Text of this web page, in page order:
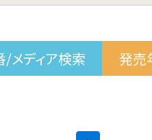
/メディア検索 発売